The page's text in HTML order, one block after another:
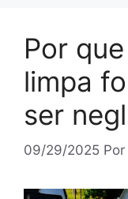
Por
limpa
ser
09/29/2025 Por